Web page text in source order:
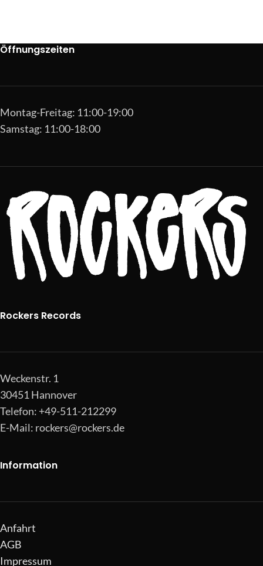
Öffnungszeiten
Montag-Freitag: 11:00-19:00
Samstag: 11:00-18:00
Rockers Records
Weckenstr. 1
30451 Hannover
Telefon: +49-511-212299
E-Mail: rockers@rockers.de
Information
Anfahrt
AGB
Impressum